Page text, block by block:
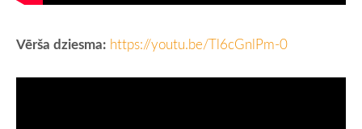
Vērša dziesma: https://youtu.be/Tl6cGnlPm-0